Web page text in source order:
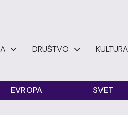
DRUŠTVO KULTURA
EVROPA SVET